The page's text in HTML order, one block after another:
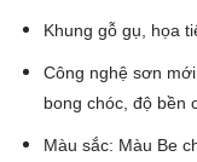
Khung gỗ gụ, họa
Công nghệ sơn
bong chóc, độ bền
Màu sắc: Màu Be